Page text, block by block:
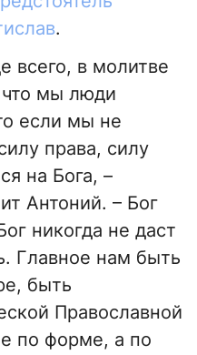
.
всего, в молитве
что мы люди
если мы не
права, силу
на Бога, –
Антоний. – Бог
никогда не даст
Главное нам быть
быть
Православной
по форме, а по